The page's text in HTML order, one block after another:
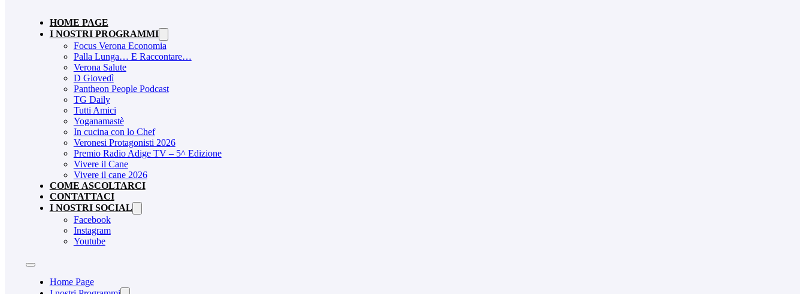
HOME PAGE
I NOSTRI PROGRAMMI
Focus Verona Economia
Palla Lunga… E Raccontare…
Verona Salute
D Giovedì
Pantheon People Podcast
TG Daily
Tutti Amici
Yoganamastè
In cucina con lo Chef
Veronesi Protagonisti 2026
Premio Radio Adige TV – 5^ Edizione
Vivere il Cane
Vivere il cane 2026
COME ASCOLTARCI
CONTATTACI
I NOSTRI SOCIAL
Facebook
Instagram
Youtube
Home Page